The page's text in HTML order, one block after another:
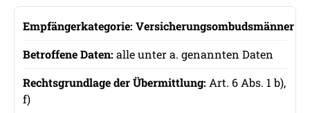
Versicherungsombudsmänner
alle unter a. genannten Daten
Art. 6 Abs. 1 b),
f)